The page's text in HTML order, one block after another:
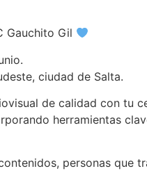
Gauchito Gil
ciudad de Salta.
de calidad con tu
herramientas
personas que